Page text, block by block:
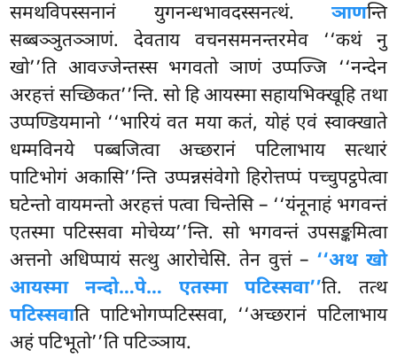
समथविपस्सनानं युगनन्धभावदस्सनत्थं. ञाणन्ति
सब्बञ्ञुतञ्ञाणं. देवताय वचनसमनन्तरमेव ‘‘कथं नु
खो’’ति आवज्जेन्तस्स भगवतो ञाणं उप्पज्जि ‘‘नन्देन
अरहत्तं सच्छिकत’’न्ति. सो हि आयस्मा सहायभिक्खूहि तथा
उप्पण्डियमानो ‘‘भारियं वत मया कतं, योहं एवं स्वाक्खाते
धम्मविनये पब्बजित्वा अच्छरानं पटिलाभाय सत्थारं
पाटिभोगं अकासि’’न्ति उप्पन्नसंवेगो हिरोत्तप्पं पच्चुपट्ठपेत्वा
घटेन्तो वायमन्तो अरहत्तं पत्वा चिन्तेसि – ‘‘यंनूनाहं भगवन्तं
एतस्मा पटिस्सवा मोचेय्य’’न्ति. सो भगवन्तं उपसङ्कमित्वा
अत्तनो अधिप्पायं सत्थु आरोचेसि. तेन वुत्तं – ‘‘अथ खो
आयस्मा नन्दो…पे… एतस्मा पटिस्सवा’’ति. तत्थ
पटिस्सवाति पाटिभोगप्पटिस्सवा, ‘‘अच्छरानं पटिलाभाय
अहं पटिभूतो’’ति पटिञ्ञाय.